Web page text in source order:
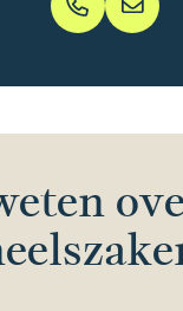
06 - 117 093 95